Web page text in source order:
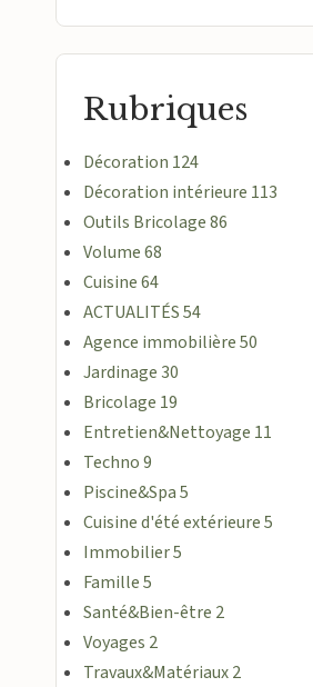
Rubriques
Décoration 124
Décoration intérieure 113
Outils Bricolage86
Volume68
Cuisine64
ACTUALITÉS54
Agence immobilière50
Jardinage30
Bricolage 19
Entretien&Nettoyage 11
Techno9
Piscine&Spa5
Cuisine d'été extérieure5
Immobilier5
Famille5
Santé&Bien-être 2
Voyages 2
Travaux&Matériaux2